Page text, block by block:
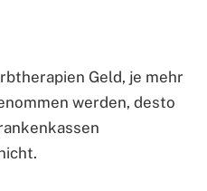
Geld, je mehr
werden, desto